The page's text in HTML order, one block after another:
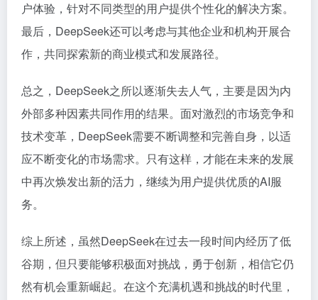
户体验，针对不同类型的用户提供个性化的解决方案。
最后，DeepSeek还可以考虑与其他企业和机构开展合
作，共同探索新的商业模式和发展路径。
总之，DeepSeek之所以逐渐失去人气，主要是因为内
外部多种因素共同作用的结果。面对激烈的市场竞争和
技术变革，DeepSeek需要不断调整和完善自身，以适
应不断变化的市场需求。只有这样，才能在未来的发展
中再次焕发出新的活力，继续为用户提供优质的AI服
务。
综上所述，虽然DeepSeek在过去一段时间内经历了低
谷期，但只要能够积极面对挑战，勇于创新，相信它仍
然有机会重新崛起。在这个充满机遇和挑战的时代里，